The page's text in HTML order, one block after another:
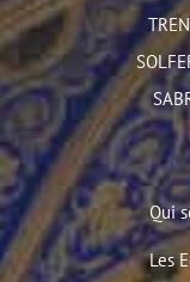
Qui
Les